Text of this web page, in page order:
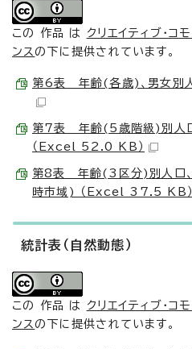
この 作品 は クリエイティブ・
ンスの下に提供されています。
第6表 年齢(各歳)、男女別
第7表 年齢(5歳階級)別人
（Excel 52.0 KB）
第8表 年齢(3区分)別人口
時市域) （Excel 37.5 KB）
統計表（自然動態）
この 作品 は クリエイティブ・
ンスの下に提供されています。